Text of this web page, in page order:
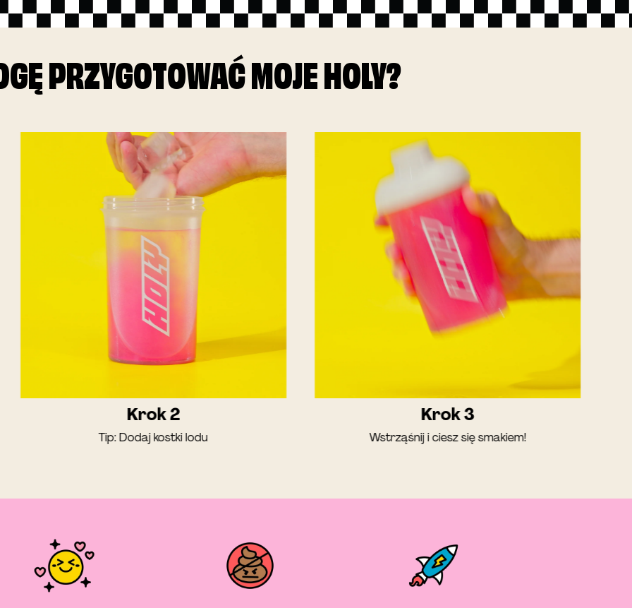
PRZYGOTOWAĆ MOJE HOLY?
Krok 2
Tip: Dodaj kostki lodu
Krok 3
Wstrząśnij i ciesz się smakiem!